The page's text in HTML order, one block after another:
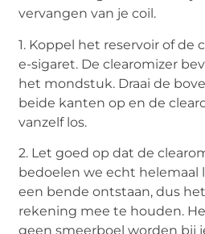
vervangen van je coil.
1. Koppel het reservoir of de
e-sigaret. De clearomizer
het mondstuk. Draai de
beide kanten op en de
vanzelf los.
2. Let goed op dat de
bedoelen we echt helemaal
een bende ontstaan, dus
rekening mee te houden.
geen smeerboel worden bij